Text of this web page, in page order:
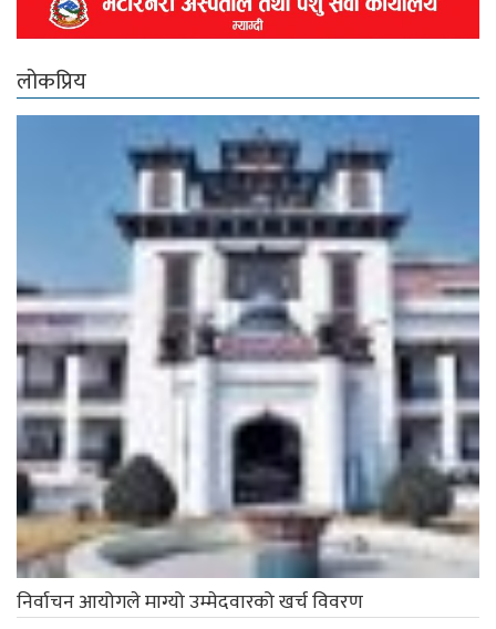
लोकप्रिय
निर्वाचन आयोगले माग्यो उम्मेदवारको खर्च विवरण